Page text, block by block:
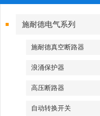
施耐德电气系列
施耐德真空断路器
浪涌保护器
高压断路器
自动转换开关